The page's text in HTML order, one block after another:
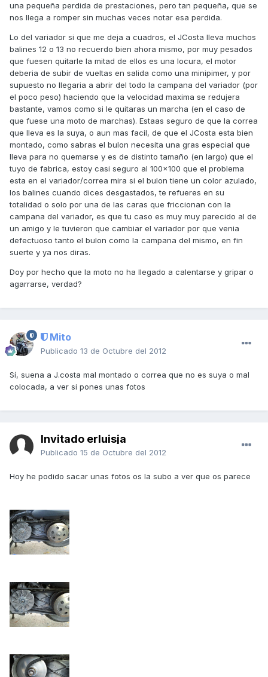
una pequeña perdida de prestaciones, pero tan pequeña, que se
nos llega a romper sin muchas veces notar esa perdida.
Lo del variador si que me deja a cuadros, el JCosta lleva muchos
balines 12 o 13 no recuerdo bien ahora mismo, por muy pesados
que fuesen quitarle la mitad de ellos es una locura, el motor
deberia de subir de vueltas en salida como una minipimer, y por
supuesto no llegaria a abrir del todo la campana del variador (por
el poco peso) haciendo que la velocidad maxima se redujera
bastante, vamos como si le quitaras un marcha (en el caso de
que fuese una moto de marchas). Estaas seguro de que la correa
que lleva es la suya, o aun mas facil, de que el JCosta esta bien
montado, como sabras el bulon necesita una gras especial que
lleva para no quemarse y es de distinto tamaño (en largo) que el
tuyo de fabrica, estoy casi seguro al 100x100 que el problema
esta en el variador/correa mira si el bulon tiene un color azulado,
los balines cuando dices desgastados, te refueres en su
totalidad o solo por una de las caras que friccionan con la
campana del variador, es que tu caso es muy muy parecido al de
un amigo y le tuvieron que cambiar el variador por que venia
defectuoso tanto el bulon como la campana del mismo, en fin
suerte y ya nos diras.
Doy por hecho que la moto no ha llegado a calentarse y gripar o
agarrarse, verdad?
Mito
Publicado 13 de Octubre del 2012
Sí, suena a J.costa mal montado o correa que no es suya o mal
colocada, a ver si pones unas fotos
Invitado erluisja
Publicado 15 de Octubre del 2012
Hoy he podido sacar unas fotos os la subo a ver que os parece